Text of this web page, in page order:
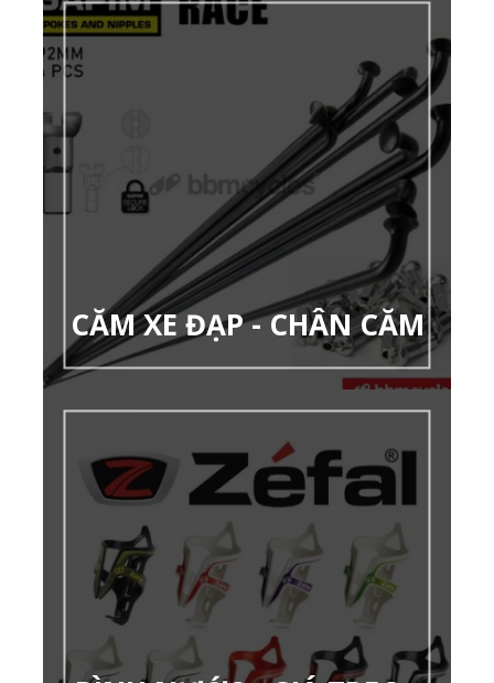
CĂM XE ĐẠP - CHÂN CĂM